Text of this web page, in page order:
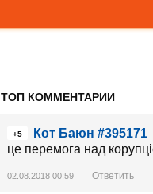
ТОП КОММЕНТАРИИ
+5
Кот Баюн #395171
це перемога над
02.08.2018 00:59 Ответить